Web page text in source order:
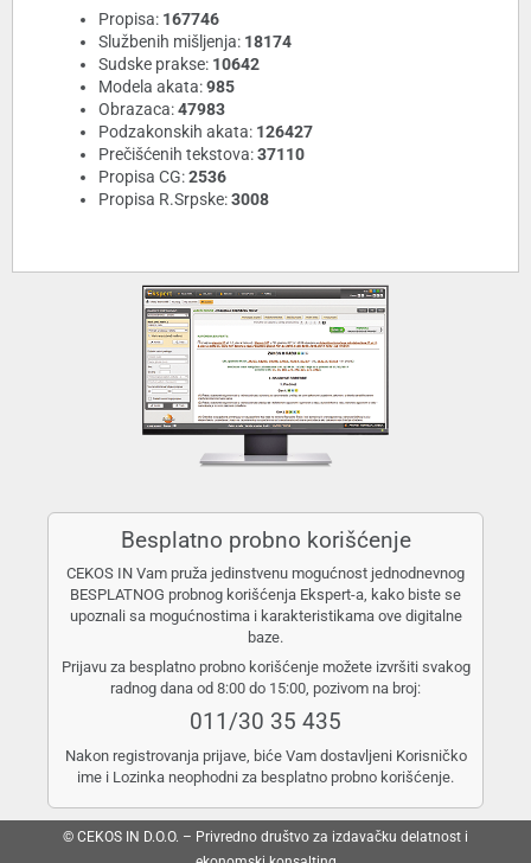
Propisa: 167746
Službenih mišljenja: 18174
Sudske prakse: 10642
Modela akata:985
Obrazaca:47983
Podzakonskih akata: 126427
Prečišćenih tekstova:37110
Propisa CG:2536
Propisa R.Srpske:3008
Besplatno probno korišćenje
CEKOS IN Vam pruža jedinstvenu mogućnost jednodnevnog
BESPLATNOG probnog korišćenja Ekspert-a, kako biste se
upoznali sa mogućnostima i karakteristikama ove digitalne
baze.
Prijavu za besplatno probno korišćenje možete izvršiti svakog
radnog dana od 8:00 do 15:00, pozivom na broj:
011/30 35 435
Nakon registrovanja prijave, biće Vam dostavljeni Korisničko
ime i Lozinka neophodni za besplatno probno korišćenje.
© CEKOS IN D.O.O. – Privredno društvo za izdavačku delatnost i